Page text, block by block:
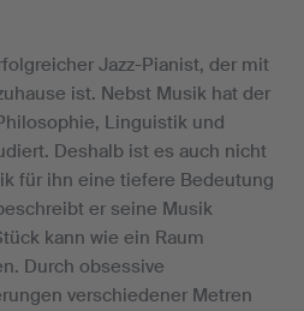
Jazz-Pianist, der mit
ist. Nebst Musik hat der
Linguistik und
Deshalb ist es auch nicht
für ihn eine tiefere Bedeutung
er seine Musik
kann wie ein Raum
Durch obsessive
verschiedener Metren